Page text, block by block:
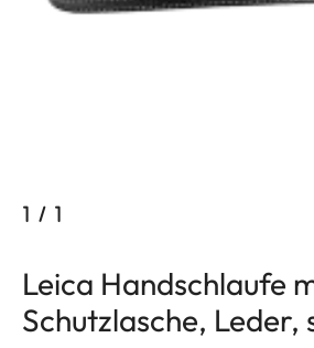
1 / 1
Leica Handschlaufe
Schutzlasche, Leder,